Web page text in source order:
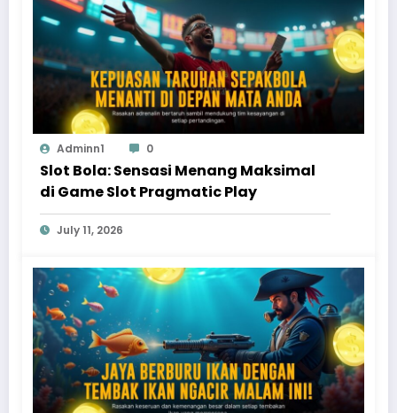
Adminn1 0
Slot Bola: Sensasi Menang Maksimal
di Game Slot Pragmatic Play
July 11, 2026